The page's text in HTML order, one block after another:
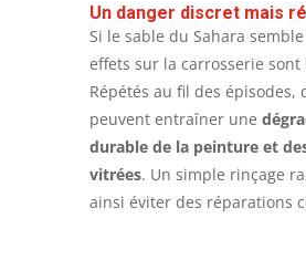
Un danger discret mais
Si le sable du Sahara
effets sur la carrosserie sont
Répétés au fil des épisodes,
peuvent entraîner une
durable de la peinture et
vitrées. Un simple rinçage
ainsi éviter des réparations